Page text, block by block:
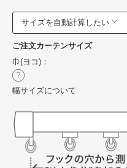
サイズを自動計算したい
ご注文カーテンサイズ
巾(ヨコ)：
幅サイズについて